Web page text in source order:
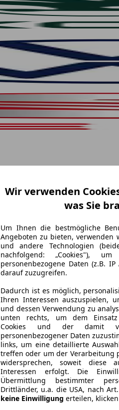
Wir verwenden
was Sie
Um Ihnen die bestmögliche
Angeboten zu bieten, verwenden
und andere Technologien
nachfolgend: „Cookies"), um
personenbezogene Daten (z.B.
darauf zuzugreifen.
Dadurch ist es möglich,
Ihren Interessen auszuspielen,
und dessen Verwendung zu
unten rechts, um dem
Cookies und der damit
personenbezogener Daten
links, um eine detaillierte
treffen oder um der Verarbeitung
widersprechen, soweit diese
Interessen erfolgt. Die
Übermittlung bestimmter
Drittländer, u.a. die USA, nach
keine Einwilligung erteilen,